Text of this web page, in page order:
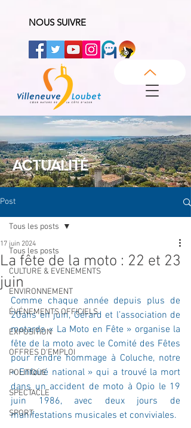
NOUS SUIVRE
ACTUALITÉ
Post
Tous les posts
CULTURE & EVENEMENTS
ENVIRONNEMENT
ÉVÉNEMENTS OFFICIELS
EXPOSITION
OFFRES D'EMPLOI
POLITIQUE
SPECTACLE
SPORT
Tous les posts
La fête de la moto : 22 et 23
juin
17 juin 2024
Comme chaque année depuis plus de
20ans en juin, Gérard et l’association de
motards « La Moto en Fête » organise la
fête de la moto avec le Comité des Fêtes
pour rendre hommage à Coluche, notre
« Enfoiré national » qui a trouvé la mort
dans un accident de moto à Opio le 19
juin 1986, avec deux jours de
manifestations musicales et conviviales.